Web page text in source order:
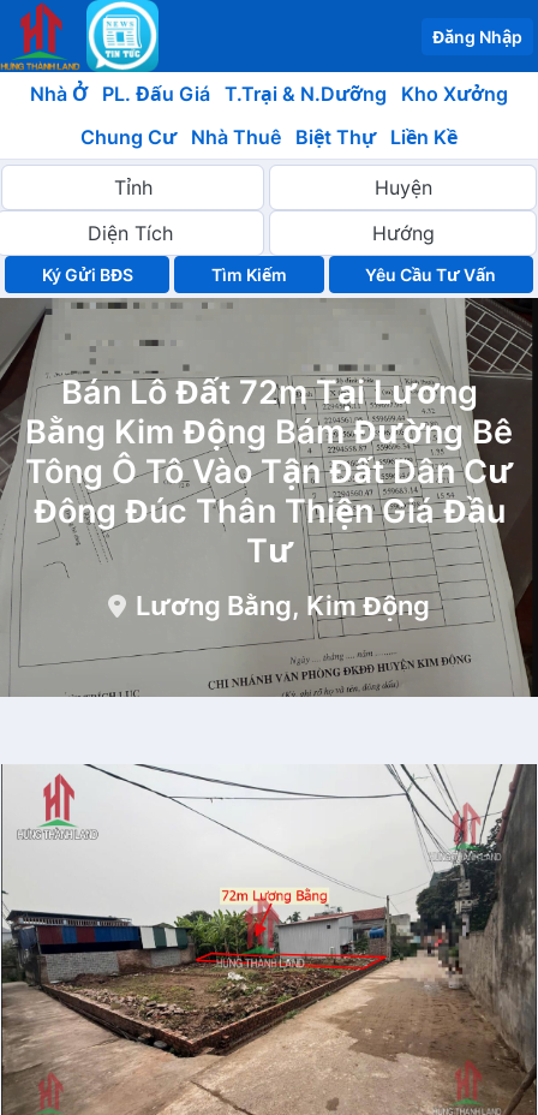
Đăng Nhập
Nhà Ở PL. Đấu Giá T.Trại & N.Dưỡng
Kho Xưởng
Chung Cư
Nhà Thuê Biệt Thự Liền Kề
Ký Gửi BĐS Yêu Cầu Tư Vấn
Bán Lô Đất 72m Tại Lương
Bằng Kim Động Bám Đường Bê
Tông Ô Tô Vào Tận Đất Dân Cư
Đông Đúc Thân Thiện Giá Đầu
Tư
Lương Bằng, Kim Động